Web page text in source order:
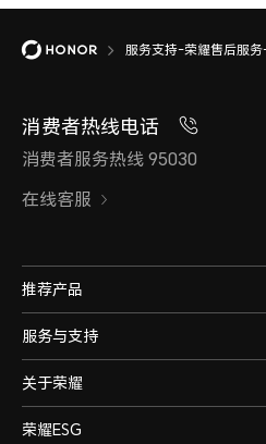
服务支持-荣耀售后服
消费者热线电话
消费者服务热线 95030
在线客服
推荐产品
服务与支持
关于荣耀
荣耀ESG